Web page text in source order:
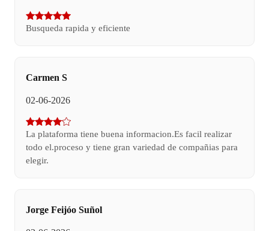
Busqueda rapida y eficiente
Carmen S
02-06-2026
La plataforma tiene buena informacion.Es facil realizar
todo el.proceso y tiene gran variedad de compañias para
elegir.
Jorge Feijóo Suñol